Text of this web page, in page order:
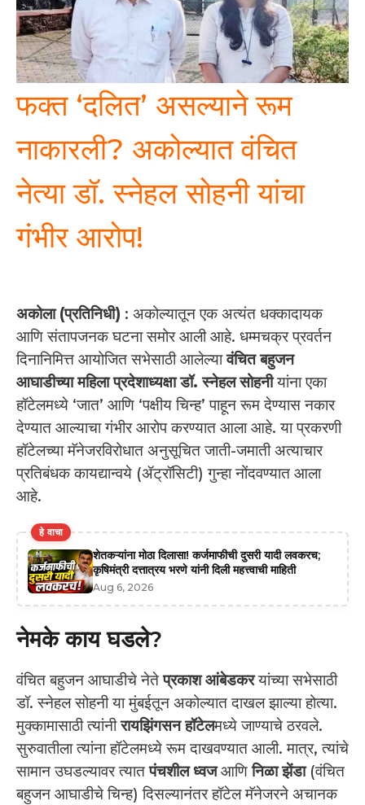
फक्त ‘दलित’ असल्याने रूम
नाकारली? अकोल्यात वंचित
नेत्या डॉ. स्नेहल सोहनी यांचा
गंभीर आरोप!
अकोला (प्रतिनिधी) : अकोल्यातून एक अत्यंत धक्कादायक
आणि संतापजनक घटना समोर आली आहे. धम्मचक्र प्रवर्तन
दिनानिमित्त आयोजित सभेसाठी आलेल्यावंचित बहुजन
आघाडीच्या महिला प्रदेशाध्यक्षा डॉ. स्नेहल सोहनीयांना एका
हॉटेलमध्ये ‘जात’ आणि ‘पक्षीय चिन्ह’ पाहून रूम देण्यास नकार
देण्यात आल्याचा गंभीर आरोप करण्यात आला आहे. या प्रकरणी
हॉटेलच्या मॅनेजरविरोधात अनुसूचित जाती-जमाती अत्याचार
प्रतिबंधक कायद्यान्वये (ॲट्रॉसिटी) गुन्हा नोंदवण्यात आला
आहे.
हे वाचा
शेतकऱ्यांना मोठा दिलासा! कर्जमाफीची दुसरी यादी लवकरच;
कृषिमंत्री दत्तात्रय भरणे यांनी दिली महत्त्वाची माहिती
Aug 6, 2026
नेमके काय घडले?
वंचित बहुजन आघाडीचे नेतेप्रकाश आंबेडकरयांच्या सभेसाठी
डॉ. स्नेहल सोहनी या मुंबईतून अकोल्यात दाखल झाल्या होत्या.
मुक्कामासाठी त्यांनीरायझिंगसन हॉटेलमध्ये जाण्याचे ठरवले.
सुरुवातीला त्यांना हॉटेलमध्ये रूम दाखवण्यात आली. मात्र, त्यांचे
सामान उघडल्यावर त्यातपंचशील ध्वजआणिनिळा झेंडा(वंचित
बहुजन आघाडीचे चिन्ह) दिसल्यानंतर हॉटेल मॅनेजरने अचानक